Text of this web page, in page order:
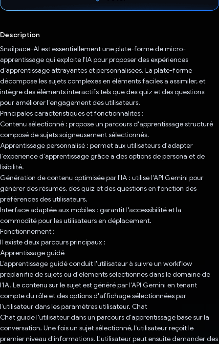
Description
Snailpace-AI est essentiellement une plate-forme de micro-
apprentissage qui exploite l'IA pour proposer des expériences
d'apprentissage attrayantes et personnalisées. La plate-forme
décompose les sujets complexes en éléments faciles à assimiler, et
intègre des éléments interactifs tels que des quiz et des questions
pour améliorer l'engagement des utilisateurs.
Principales caractéristiques et fonctionnalités :
Contenu sélectionné : propose un parcours d'apprentissage structuré
composé de sujets soigneusement sélectionnés.
Apprentissage personnalisé : permet aux utilisateurs d'adapter
l'expérience d'apprentissage grâce à des options de persona et de
lisibilité.
Génération de contenu optimisée par l'IA : utilise l'API Gemini pour
générer des résumés, des quiz et des questions en fonction des
préférences des utilisateurs.
Interface adaptée aux mobiles : garantit l'accessibilité et la
commodité pour les utilisateurs en déplacement.
Fonctionnement :
Il existe deux parcours principaux :
Apprentissage guidé
L'apprentissage guidé conduit l'utilisateur à suivre un workflow
préplanifié de sujets ou d'éléments sélectionnés dans le domaine de
l'IA. Le contenu sur le sujet est généré par l'API Gemini en tenant
compte du rôle et des options d'affichage sélectionnées par
l'utilisateur dans les paramètres utilisateur. Chat
Chat guide l'utilisateur dans un parcours d'apprentissage basé sur la
conversation. Une fois un sujet sélectionné, l'utilisateur reçoit le
premier niveau d'informations. L'utilisateur peut ensuite demander des